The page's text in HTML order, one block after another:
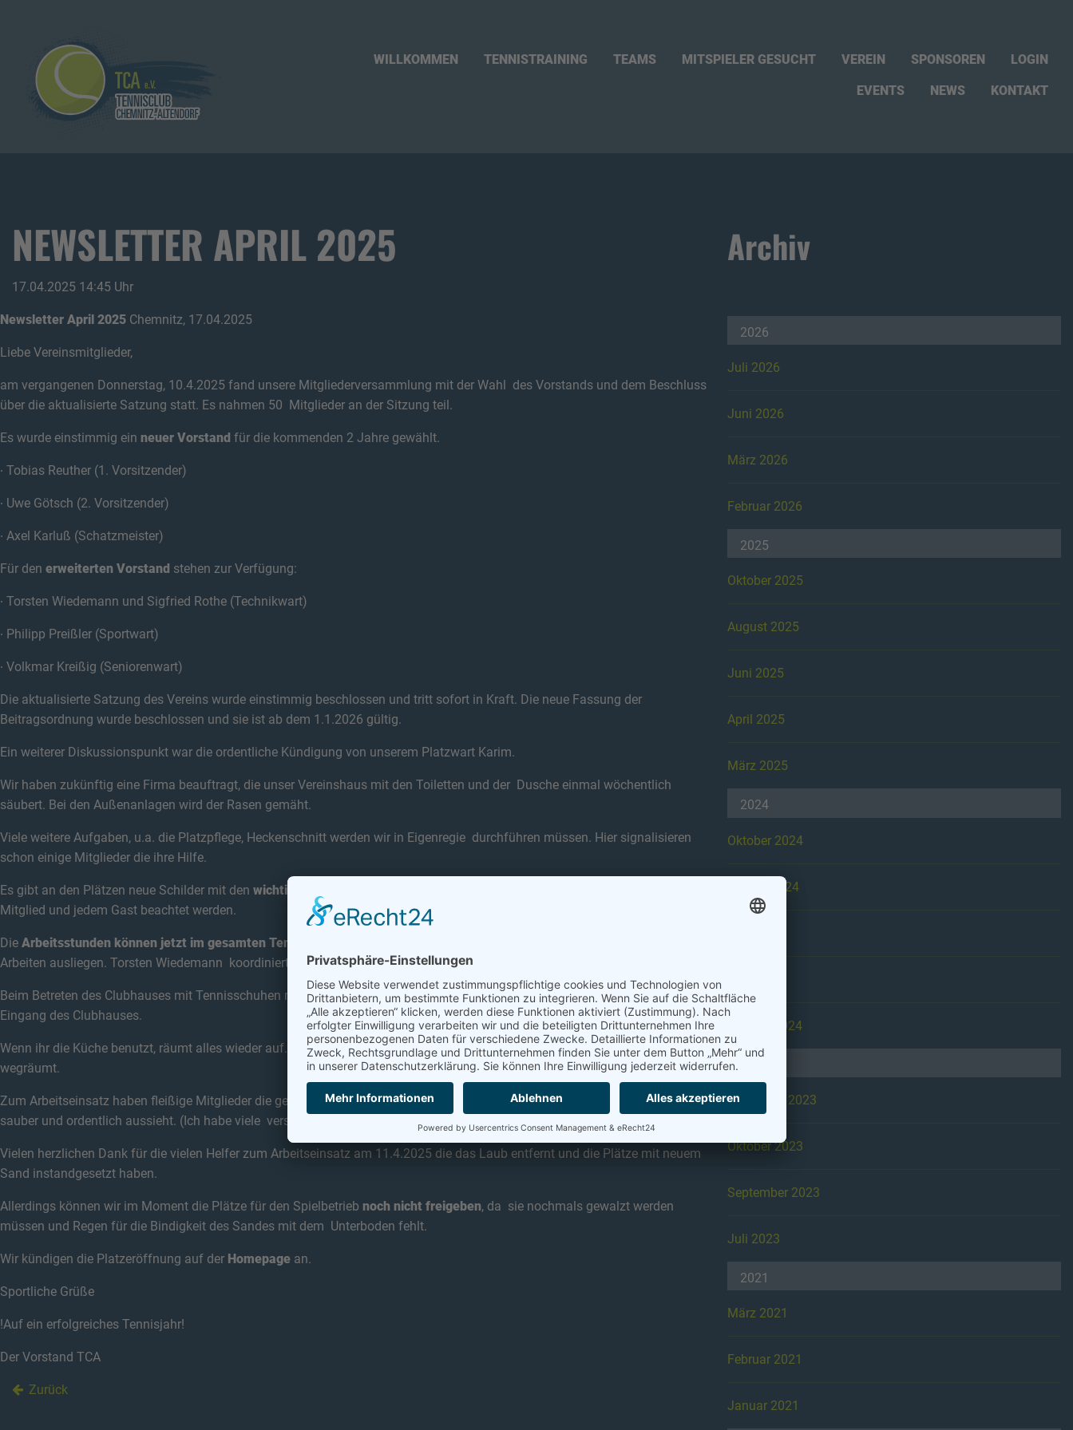
WILLKOMMEN TENNISTRAINING TEAMS MITSPIELER GESUCHT VEREIN SPONSOREN LOGIN
EVENTS NEWS KONTAKT
NEWSLETTER APRIL 2025
17.04.2025 14:45 Uhr
Newsletter April 2025 Chemnitz, 17.04.2025
Liebe Vereinsmitglieder,
am vergangenen Donnerstag, 10.4.2025 fand unsere Mitgliederversammlung mit der Wahl des Vorstands und dem Beschluss
über die aktualisierte Satzung statt. Es nahmen 50 Mitglieder an der Sitzung teil.
Es wurde einstimmig ein neuer Vorstand für die kommenden 2 Jahre gewählt.
∙ Tobias Reuther (1. Vorsitzender)
∙ Uwe Götsch (2. Vorsitzender)
∙ Axel Karluß (Schatzmeister)
Für den erweiterten Vorstand stehen zur Verfügung:
∙ Torsten Wiedemann und Sigfried Rothe (Technikwart)
∙ Philipp Preißler (Sportwart)
∙ Volkmar Kreißig (Seniorenwart)
Die aktualisierte Satzung des Vereins wurde einstimmig beschlossen und tritt sofort in Kraft. Die neue Fassung der
Beitragsordnung wurde beschlossen und sie ist ab dem 1.1.2026 gültig.
Ein weiterer Diskussionspunkt war die ordentliche Kündigung von unserem Platzwart Karim.
Wir haben zukünftig eine Firma beauftragt, die unser Vereinshaus mit den Toiletten und der Dusche einmal wöchentlich
säubert. Bei den Außenanlagen wird der Rasen gemäht.
Viele weitere Aufgaben, u.a. die Platzpflege, Heckenschnitt werden wir in Eigenregie durchführen müssen. Hier signalisieren
schon einige Mitglieder die ihre Hilfe.
Es gibt an den Plätzen neue Schilder mit den wichtigsten Regeln
Mitglied und jedem Gast beachtet werden.
Die Arbeitsstunden können jetzt im gesamten Tennisjahr
Arbeiten ausliegen. Torsten Wiedemann koordiniert die Einsätze.
Beim Betreten des Clubhauses mit Tennisschuhen müssenEinweg -Überziehschuhegetragen werden. Ihr findet sie am
Eingang des Clubhauses.
Wenn ihr die Küche benutzt, räumt alles wieder auf. Es wird niemanden mehr geben, der das Geschirr etc. säubert und wieder
wegräumt.
Zum Arbeitseinsatz haben fleißige Mitglieder die gesamte Küche grundhaft geputzt. Bitte achtet darauf, dass es dauerhaft
sauber und ordentlich aussieht. (Ich habe viele verschiedene Putzmittel gekauft und in der Küche deponiert.)
Vielen herzlichen Dank für die vielen Helfer zum Arbeitseinsatz am 11.4.2025 die das Laub entfernt und die Plätze mit neuem
Sand instandgesetzt haben.
Allerdings können wir im Moment die Plätze für den Spielbetrieb noch nicht freigeben, da sie nochmals gewalzt werden
müssen und Regen für die Bindigkeit des Sandes mit dem Unterboden fehlt.
Wir kündigen die Platzeröffnung auf der Homepage an.
Sportliche Grüße
!Auf ein erfolgreiches Tennisjahr!
Der Vorstand TCA
Zurück
Archiv
2026
Juli 2026
Juni 2026
März 2026
Februar 2026
2025
Oktober 2025
August 2025
Juni 2025
April 2025
März 2025
2024
Oktober 2024
August 2024
Februar 2024
November 2023
Oktober 2023
September 2023
Juli 2023
2021
März 2021
Februar 2021
Januar 2021